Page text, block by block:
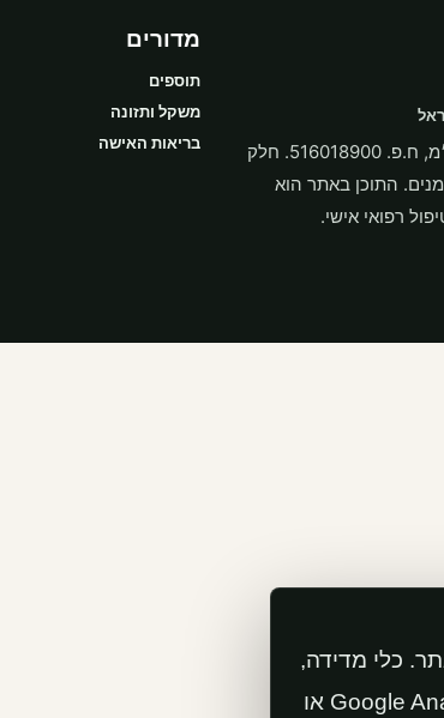
כלי מדידה,
שיווק וחוויית משתמש כמו Google Analytics, Meta Pixel או
מגזין תוכן בריאותי בעברית מבית בריאותלי בע״מ, ח.פ. 516018900. חלק
התוכן באתר הוא
רפואי אישי.
מדורים
תוספים
משקל ותזונה
בריאות האישה